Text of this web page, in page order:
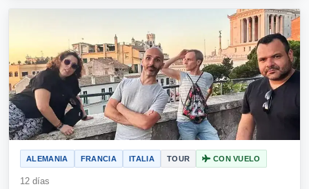
ALEMANIA FRANCIA ITALIA TOUR CON VUELO
12 días